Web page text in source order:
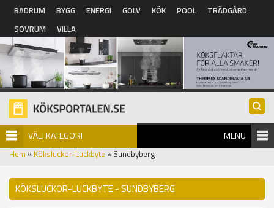
Hoppa till huvudinnehåll
BADRUM BYGG ENERGI GOLV KÖK POOL
TRÄDGÅRD
SOVRUM
VILLA
VÄLJ KATEGORI MENU
Hem » Köksluckor-Luckbyte » Sundbyberg
KÖKSLUCKOR-LUCKBYTE - SUNDBYBERG